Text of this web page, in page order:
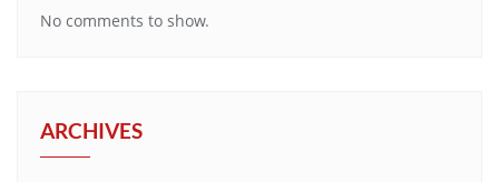
No comments to show.
ARCHIVES